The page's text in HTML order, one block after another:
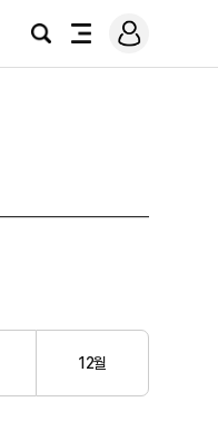
검
전
메
그
12월